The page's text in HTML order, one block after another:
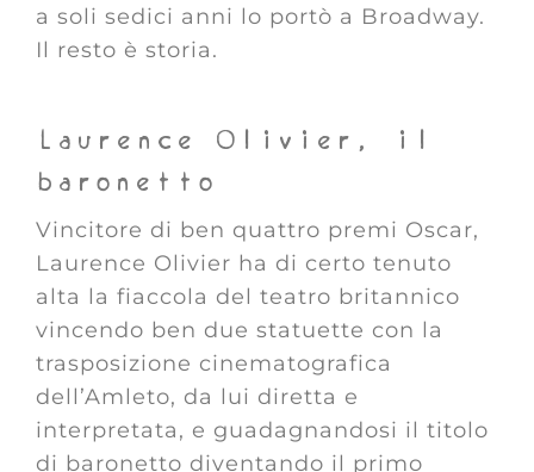
a soli sedici anni lo portò a Broadway.
Il resto è storia.
Laurence Olivier, il
baronetto
Vincitore di ben quattro premi Oscar,
Laurence Olivier ha di certo tenuto
alta la fiaccola del teatro britannico
vincendo ben due statuette con la
trasposizione cinematografica
dell’Amleto, da lui diretta e
interpretata, e guadagnandosi il titolo
di baronetto diventando il primo